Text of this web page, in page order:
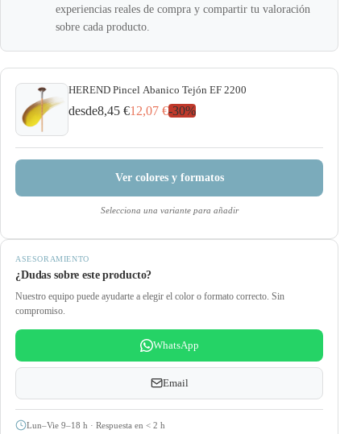
experiencias reales de compra y compartir tu valoración
sobre cada producto.
HEREND Pincel Abanico Tejón EF 2200
desde8,45 €12,07 €-30%
Ver colores y formatos
Selecciona una variante para añadir
ASESORAMIENTO
¿Dudas sobre este producto?
Nuestro equipo puede ayudarte a elegir el color o formato correcto. Sin
compromiso.
WhatsApp
Email
Lun–Vie 9–18 h · Respuesta en < 2 h